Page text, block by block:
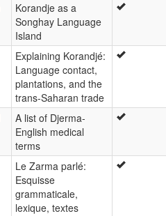
Korandje as a
Songhay Language
Island
Explaining Korandjé:
Language contact,
plantations, and the
trans-Saharan trade
A list of Djerma-
English medical
terms
Le Zarma parlé:
Esquisse
grammaticale,
lexique, textes